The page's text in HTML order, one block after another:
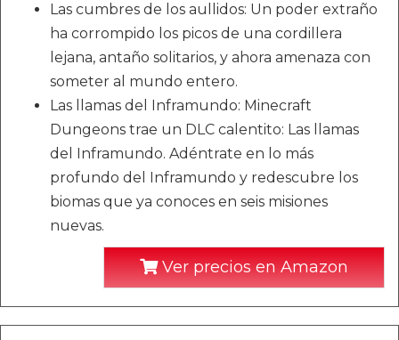
Las cumbres de los aullidos: Un poder extraño
ha corrompido los picos de una cordillera
lejana, antaño solitarios, y ahora amenaza con
someter al mundo entero.
Las llamas del Inframundo: Minecraft
Dungeons trae un DLC calentito: Las llamas
del Inframundo. Adéntrate en lo más
profundo del Inframundo y redescubre los
biomas que ya conoces en seis misiones
nuevas.
Ver precios en Amazon